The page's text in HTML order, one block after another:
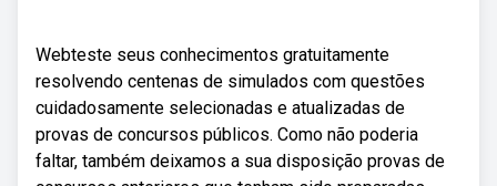
Webteste seus conhecimentos gratuitamente
resolvendo centenas de simulados com questões
cuidadosamente selecionadas e atualizadas de
provas de concursos públicos. Como não poderia
faltar, também deixamos a sua disposição provas de